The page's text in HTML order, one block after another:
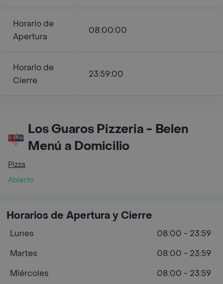
Horario de
Apertura
08:00:00
Horario de
Cierre
23:59:00
Los Guaros Pizzeria - Belen
Menú a Domicilio
Pizza
Abierto
Horarios de Apertura y Cierre
Lunes
08:00 - 23:59
Martes
08:00 - 23:59
Miércoles
08:00 - 23:59